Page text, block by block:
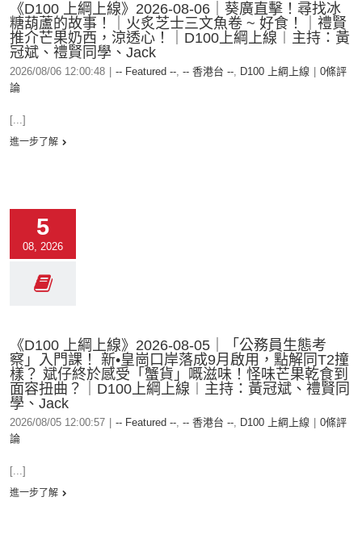
《D100 上綱上線》2026-08-06｜葵廣直擊！尋找冰
糖葫蘆的故事！｜火炙芝士三文魚卷 ~ 好食！｜禮賢
推介芒果奶西，涼透心！｜D100上綱上線︱主持：黃
冠斌、禮賢同學、Jack
2026/08/06 12:00:48 -- Featured --, -- 香港台 --, D100 上綱上線
0條評
論
[...]
進一步了解
5
08, 2026
《D100 上綱上線》2026-08-05｜「公務員生態考
察」入門課！ 新•皇崗口岸落成9月啟用，點解同T2撞
樣？ 斌仔終於感受「蟹貨」嘅滋味！怪味芒果乾食到
面容扭曲？｜D100上綱上線︱主持：黃冠斌、禮賢同
學、Jack
2026/08/05 12:00:57 -- Featured --, -- 香港台 --, D100 上綱上線
0條評
論
[...]
進一步了解